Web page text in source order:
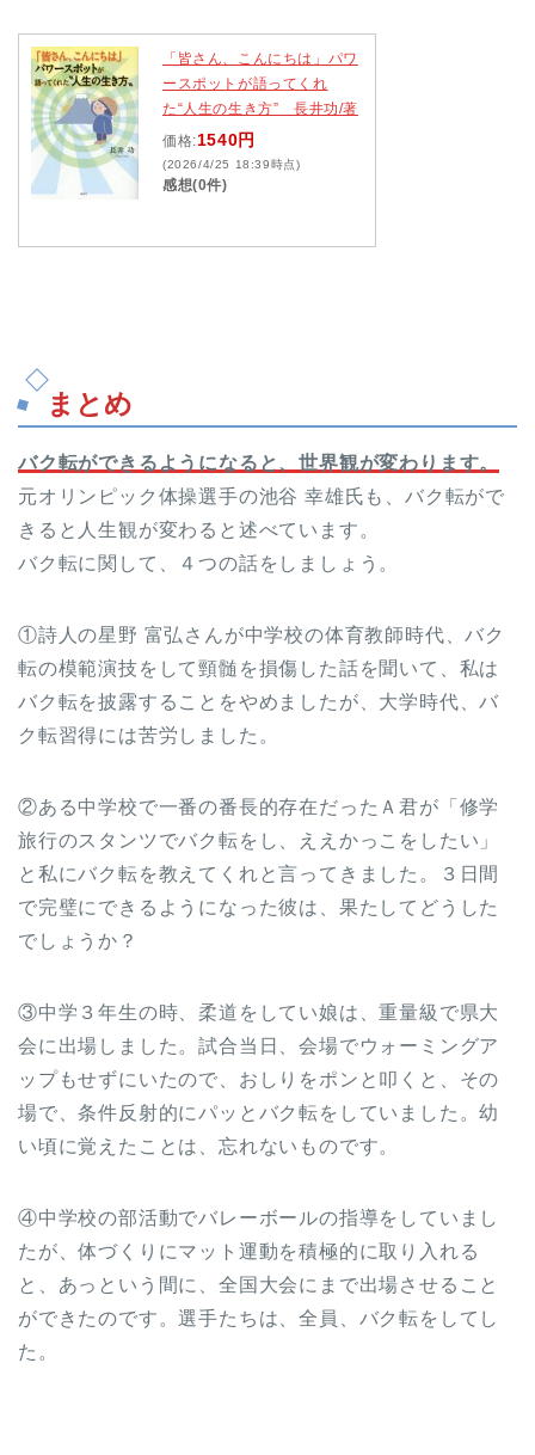
「皆さん、こんにちは」パワ
ースポットが語ってくれ
た“人生の生き方” 長井功/著
価格:1540円
(2026/4/25 18:39時点)
感想(0件)
まとめ
バク転ができるようになると、世界観が変わります。
元オリンピック体操選手の池谷 幸雄氏も、バク転がで
きると人生観が変わると述べています。
バク転に関して、４つの話をしましょう。
①詩人の星野 富弘さんが中学校の体育教師時代、バク
転の模範演技をして頸髄を損傷した話を聞いて、私は
バク転を披露することをやめましたが、大学時代、バ
ク転習得には苦労しました。
②ある中学校で一番の番長的存在だったＡ君が「修学
旅行のスタンツでバク転をし、ええかっこをしたい」
と私にバク転を教えてくれと言ってきました。３日間
で完璧にできるようになった彼は、果たしてどうした
でしょうか？
③中学３年生の時、柔道をしてい娘は、重量級で県大
会に出場しました。試合当日、会場でウォーミングア
ップもせずにいたので、おしりをポンと叩くと、その
場で、条件反射的にパッとバク転をしていました。幼
い頃に覚えたことは、忘れないものです。
④中学校の部活動でバレーボールの指導をしていまし
たが、体づくりにマット運動を積極的に取り入れる
と、あっという間に、全国大会にまで出場させること
ができたのです。選手たちは、全員、バク転をしてし
た。